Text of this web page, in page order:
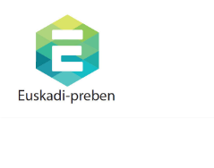
Saltar
contenido